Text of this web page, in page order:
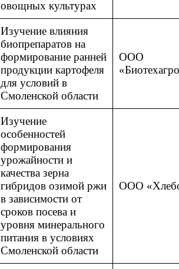
овощных культурах
Изучение влияния
биопрепаратов на
формирование ранней
продукции картофеля
для условий в
Смоленской области
ООО
Изучение
особенностей
формирования
урожайности и
качества зерна
гибридов озимой ржи
в зависимости от
сроков посева и
уровня минерального
питания в условиях
Смоленской области
ООО